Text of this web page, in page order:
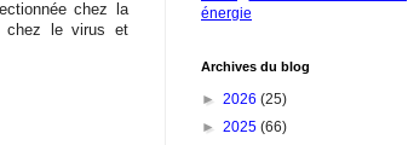
chez la
chez le virus et
énergie
Archives du blog
► 2026 (25)
► 2025 (66)